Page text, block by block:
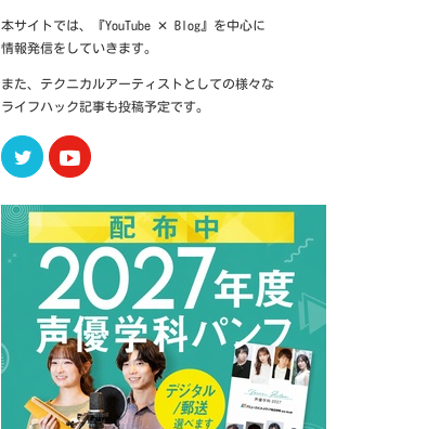
本サイトでは、『YouTube ✕ Blog』を中心に
情報発信をしていきます。
また、テクニカルアーティストとしての様々な
ライフハック記事も投稿予定です。
Twitter